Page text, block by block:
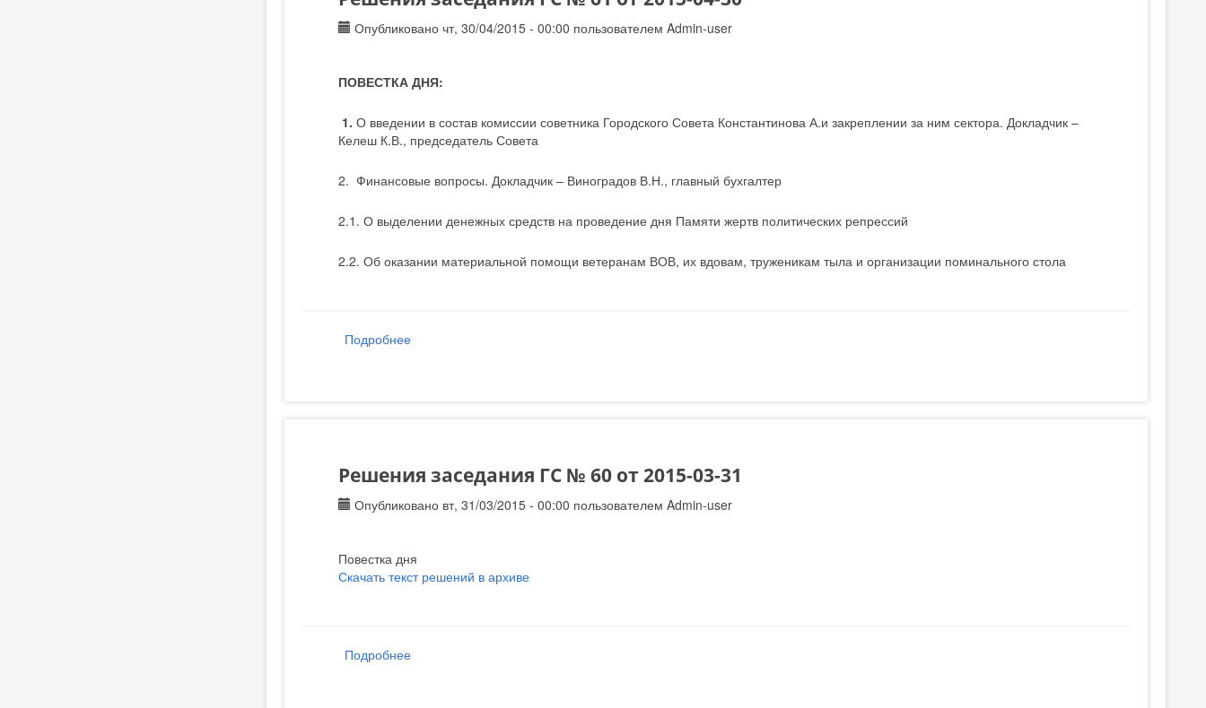
Опубликовано чт, 30/04/2015 - 00:00 пользователемAdmin-user
ПОВЕСТКА ДНЯ:
1.О введении в состав комиссии советника Городского Совета Константинова А.и закреплении за ним сектора. Докладчик –
Келеш К.В., председатель Совета
2. Финансовые вопросы. Докладчик – Виноградов В.Н., главный бухгалтер
2.1. О выделении денежных средств на проведение дня Памяти жертв политических репрессий
2.2. Об оказании материальной помощи ветеранам ВОВ, их вдовам, труженикам тыла и организации поминального стола
Подробнее
Решения заседания ГС № 60 от 2015-03-31
Опубликовано вт, 31/03/2015 - 00:00 пользователемAdmin-user
Повестка дня
Скачать текст решений в архиве
Подробнее